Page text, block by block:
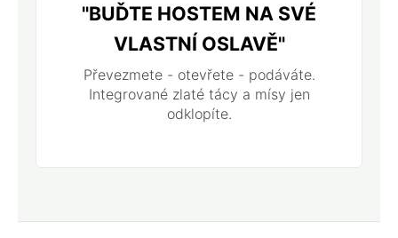
"BUĎTE HOSTEM NA SVÉ
VLASTNÍ OSLAVĚ"
Převezmete - otevřete - podáváte.
Integrované zlaté tácy a mísy jen
odklopíte.